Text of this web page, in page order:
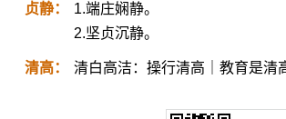
贞静：
1.端庄娴静。
2.坚贞沉静。
清高： 清白高洁：操行清高｜教育是清